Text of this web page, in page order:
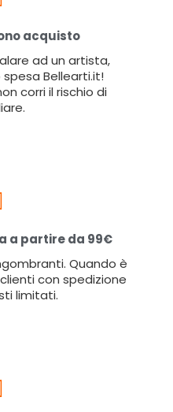
acquisto
ad un artista,
Bellearti.it!
corri il rischio di
a partire da 99€
Quando è
con spedizione
limitati.